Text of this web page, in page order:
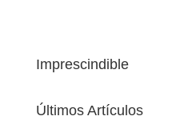
Imprescindible
Últimos Artículos